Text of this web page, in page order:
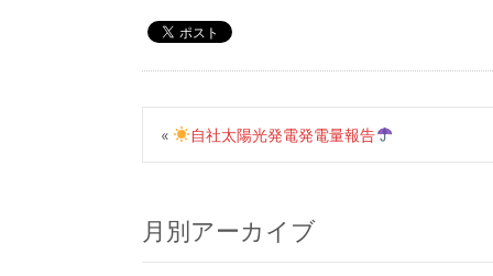
« 自社太陽光発電発電量報告
月別アーカイブ